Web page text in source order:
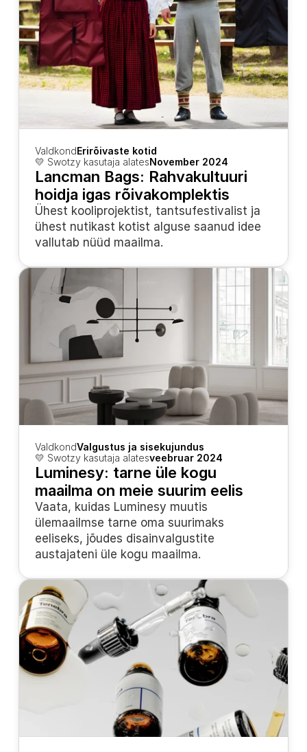
ValdkondErirõivaste kotid
💛 Swotzy kasutaja alatesNovember 2024
Lancman Bags: Rahvakultuuri
hoidja igas rõivakomplektis
Ühest kooliprojektist, tantsufestivalist ja
ühest nutikast kotist alguse saanud idee
vallutab nüüd maailma.
ValdkondValgustus ja sisekujundus
💛 Swotzy kasutaja alatesveebruar 2024
Luminesy: tarne üle kogu
maailma on meie suurim eelis
Vaata, kuidas Luminesy muutis
ülemaailmse tarne oma suurimaks
eeliseks, jõudes disainvalgustite
austajateni üle kogu maailma.